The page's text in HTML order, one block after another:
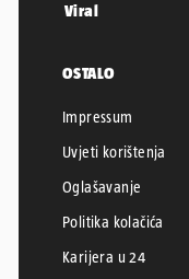
Viral
OSTALO
Impressum
Uvjeti korištenja
Oglašavanje
Politika kolačića
Karijera u 24